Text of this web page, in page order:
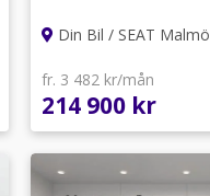
Din Bil / SEAT Malmö
fr. 3 482 kr/mån
214 900 kr